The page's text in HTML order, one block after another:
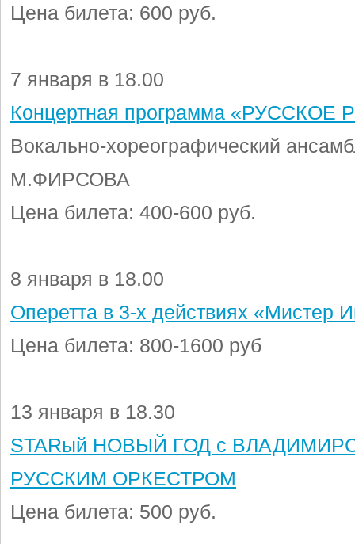
Цена билета: 600 руб.
7 января в 18.00
Концертная программа
Вокально-хореографический
М.ФИРСОВА
Цена билета: 400-600 руб.
8 января в 18.00
Оперетта в 3-х действиях «Мистер
Цена билета: 800-1600 руб
13 января в 18.30
STARый НОВЫЙ ГОД с
РУССКИМ ОРКЕСТРОМ
Цена билета: 500 руб.